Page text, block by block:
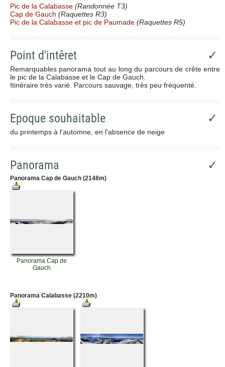
Pic de la Calabasse (Randonnée T3)
Cap de Gauch (Raquettes R3)
Pic de la Calabasse et pic de Paumade (Raquettes R5)
Point d'intêret ✓
Remarquables panorama tout au long du parcours de crête entre
le pic de la Calabasse et le Cap de Gauch.
Itinéraire très varié. Parcours sauvage, très peu fréquenté.
Epoque souhaitable ✓
du printemps à l'automne, en l'absence de neige
Panorama ✓
Panorama Cap de Gauch (2148m)
Panorama Cap de
Gauch
Panorama Calabasse (2210m)